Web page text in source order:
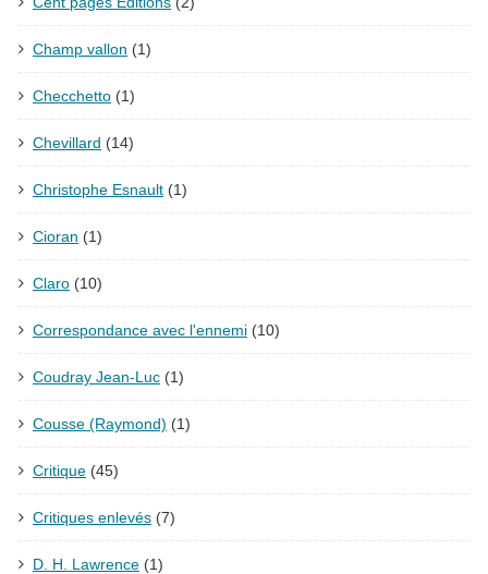
Champ vallon (1)
Checchetto (1)
Chevillard (14)
Christophe Esnault (1)
Cioran (1)
Claro (10)
Correspondance avec l'ennemi (10)
Coudray Jean-Luc (1)
Cousse (Raymond) (1)
Critique (45)
Critiques enlevés (7)
D. H. Lawrence (1)